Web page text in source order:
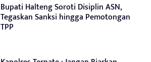
Bupati Halteng Soroti Disiplin ASN,
Tegaskan Sanksi hingga Pemotongan
TPP